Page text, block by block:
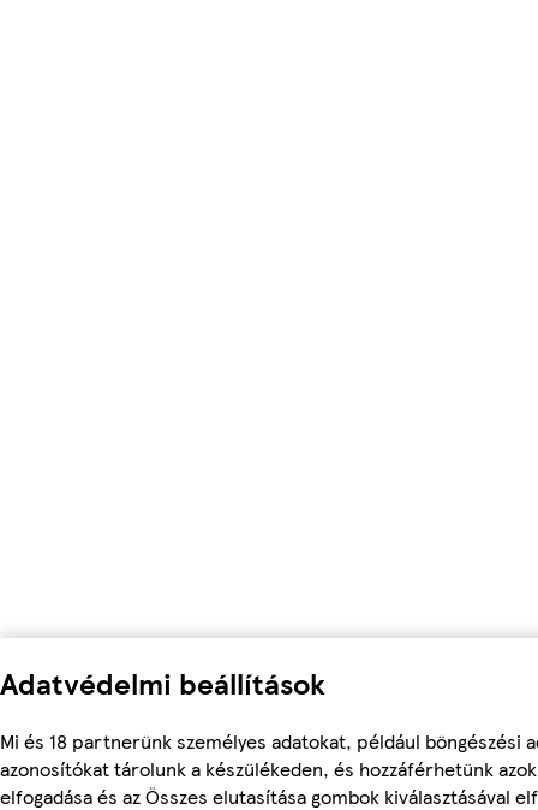
Adatvédelmi beállítások
Mi és 18 partnerünk személyes adatokat, például böngészési
azonosítókat tárolunk a készülékeden, és hozzáférhetünk
elfogadása és az Összes elutasítása gombok kiválasztásával